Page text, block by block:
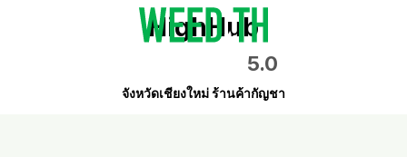
HighHub
5.0
จังหวัดเชียงใหม่ ร้านค้ากัญชา